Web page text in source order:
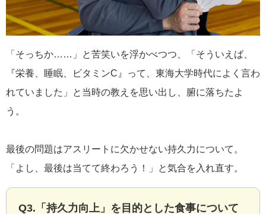
「そっちか……」と苦笑いを浮かべつつ、「そういえば、
『栄養、睡眠、ビタミンC』って、東海大学時代によく言わ
れていました」と当時の教えを思い出し、腑に落ちたよ
う。
最後の問題はアスリートに欠かせない持久力について。
「よし、最後は当てて終わろう！」と気合を入れ直す。
Q3.「持久力向上」を目的とした食事について